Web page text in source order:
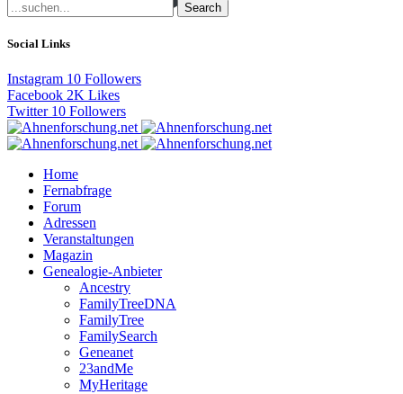
Search
Social Links
Instagram 10 Followers
Facebook 2K Likes
Twitter 10 Followers
Home
Fernabfrage
Forum
Adressen
Veranstaltungen
Magazin
Genealogie-Anbieter
Ancestry
FamilyTreeDNA
FamilyTree
FamilySearch
Geneanet
23andMe
MyHeritage